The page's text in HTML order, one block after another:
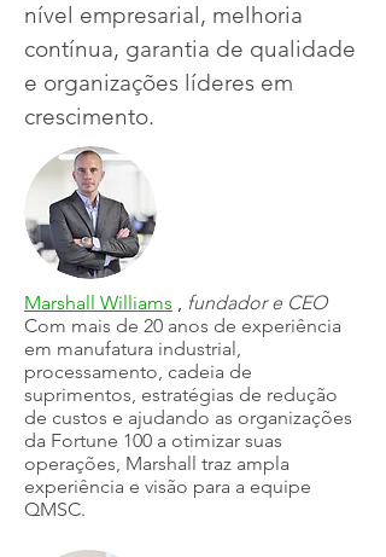
nível empresarial, melhoria
contínua, garantia de qualidade
e organizações líderes em
crescimento.
Marshall Williams , fundador e CEO
Com mais de 20 anos de experiência
em manufatura industrial,
processamento, cadeia de
suprimentos, estratégias de redução
de custos e ajudando as organizações
da Fortune 100 a otimizar suas
operações, Marshall traz ampla
experiência e visão para a equipe
QMSC.